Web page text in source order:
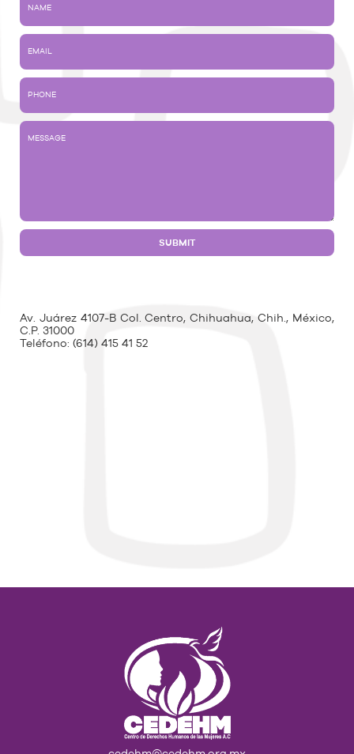
Av. Juárez 4107-B Col. Centro, Chihuahua, Chih., México,
C.P. 31000
Teléfono: (614) 415 41 52